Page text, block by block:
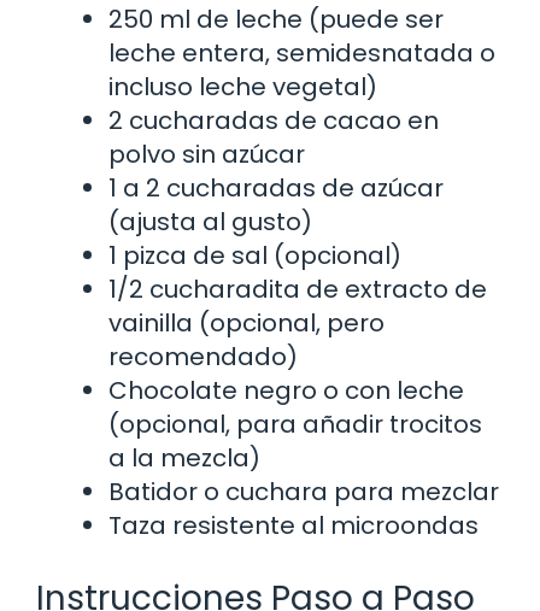
250 ml de leche (puede ser
leche entera, semidesnatada o
incluso leche vegetal)
2 cucharadas de cacao en
polvo sin azúcar
1 a 2 cucharadas de azúcar
(ajusta al gusto)
1 pizca de sal (opcional)
1/2 cucharadita de extracto de
vainilla (opcional, pero
recomendado)
Chocolate negro o con leche
(opcional, para añadir trocitos
a la mezcla)
Batidor o cuchara para mezclar
Taza resistente al microondas
Instrucciones Paso a Paso